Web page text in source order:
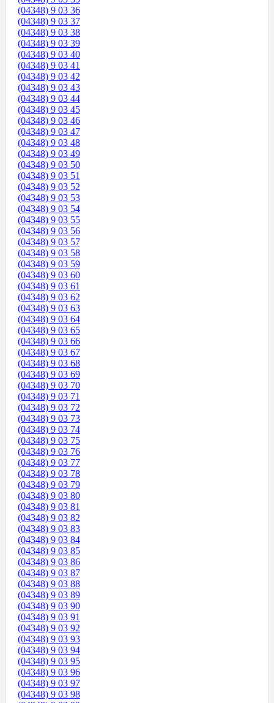
(04348) 9 03 36
(04348) 9 03 37
(04348) 9 03 38
(04348) 9 03 39
(04348) 9 03 40
(04348) 9 03 41
(04348) 9 03 42
(04348) 9 03 43
(04348) 9 03 44
(04348) 9 03 45
(04348) 9 03 46
(04348) 9 03 47
(04348) 9 03 48
(04348) 9 03 49
(04348) 9 03 50
(04348) 9 03 51
(04348) 9 03 52
(04348) 9 03 53
(04348) 9 03 54
(04348) 9 03 55
(04348) 9 03 56
(04348) 9 03 57
(04348) 9 03 58
(04348) 9 03 59
(04348) 9 03 60
(04348) 9 03 61
(04348) 9 03 62
(04348) 9 03 63
(04348) 9 03 64
(04348) 9 03 65
(04348) 9 03 66
(04348) 9 03 67
(04348) 9 03 68
(04348) 9 03 69
(04348) 9 03 70
(04348) 9 03 71
(04348) 9 03 72
(04348) 9 03 73
(04348) 9 03 74
(04348) 9 03 75
(04348) 9 03 76
(04348) 9 03 77
(04348) 9 03 78
(04348) 9 03 79
(04348) 9 03 80
(04348) 9 03 81
(04348) 9 03 82
(04348) 9 03 83
(04348) 9 03 84
(04348) 9 03 85
(04348) 9 03 86
(04348) 9 03 87
(04348) 9 03 88
(04348) 9 03 89
(04348) 9 03 90
(04348) 9 03 91
(04348) 9 03 92
(04348) 9 03 93
(04348) 9 03 94
(04348) 9 03 95
(04348) 9 03 96
(04348) 9 03 97
(04348) 9 03 98